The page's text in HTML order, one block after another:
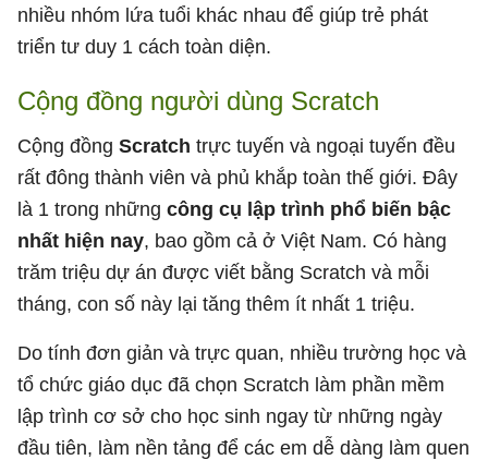
nhiều nhóm lứa tuổi khác nhau để giúp trẻ phát
triển tư duy 1 cách toàn diện.
Cộng đồng người dùng Scratch
Cộng đồng Scratch trực tuyến và ngoại tuyến đều
rất đông thành viên và phủ khắp toàn thế giới. Đây
là 1 trong những công cụ lập trình phổ biến bậc
nhất hiện nay, bao gồm cả ở Việt Nam. Có hàng
trăm triệu dự án được viết bằng Scratch và mỗi
tháng, con số này lại tăng thêm ít nhất 1 triệu.
Do tính đơn giản và trực quan, nhiều trường học và
tổ chức giáo dục đã chọn Scratch làm phần mềm
lập trình cơ sở cho học sinh ngay từ những ngày
đầu tiên, làm nền tảng để các em dễ dàng làm quen